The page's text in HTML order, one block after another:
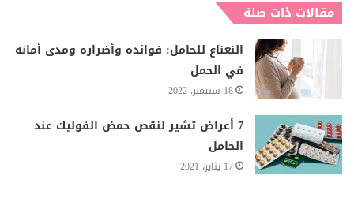
مقالات ذات صلة
النعناع للحامل: فوائده وأضراره ومدى أمانه
في الحمل
18 سبتمبر، 2022
7 أعراض تشير لنقص حمض الفوليك عند
الحامل
17 يناير، 2021